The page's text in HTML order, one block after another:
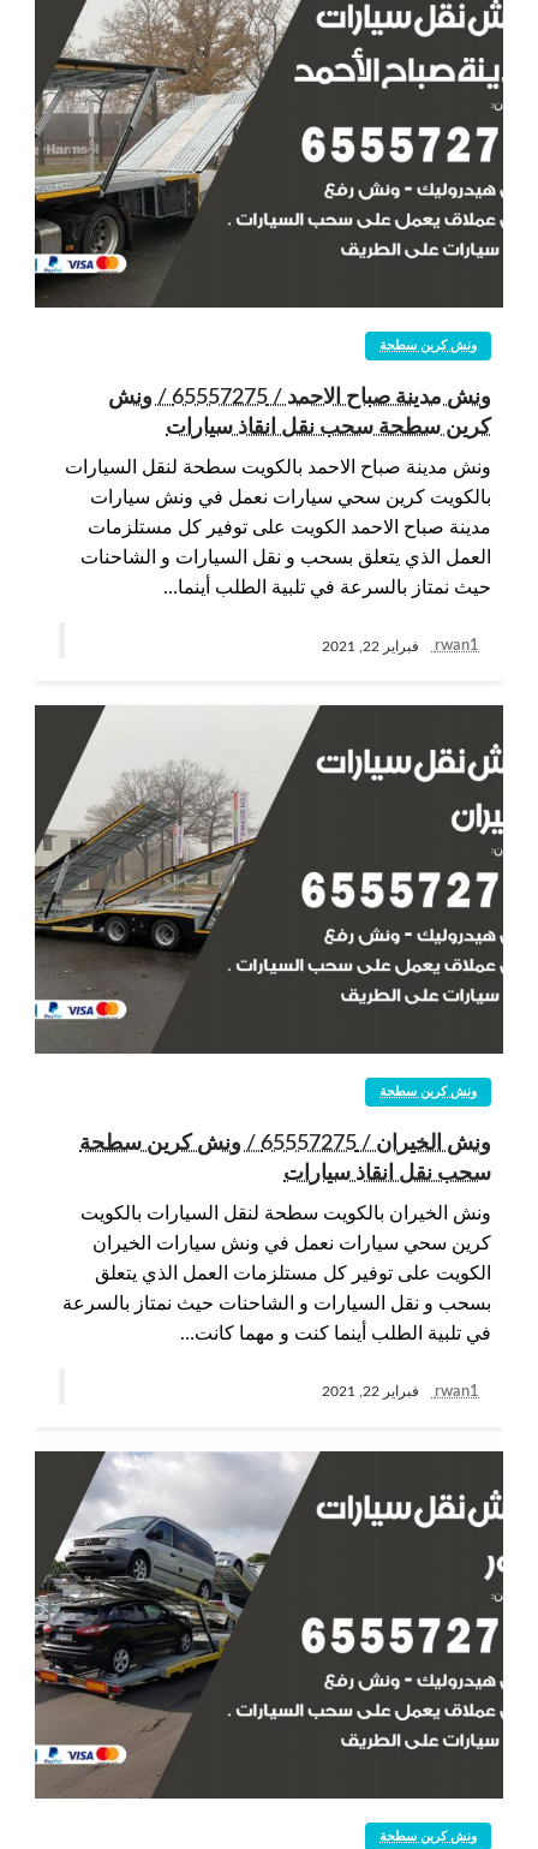
ونش كرين سطحة
ونش مدينة صباح الاحمد / 65557275 / ونش
كرين سطحة سحب نقل انقاذ سيارات
ونش مدينة صباح الاحمد بالكويت سطحة لنقل السيارات
بالكويت كرين سحي سيارات نعمل في ونش سيارات
مدينة صباح الاحمد الكويت على توفير كل مستلزمات
العمل الذي يتعلق بسحب و نقل السيارات و الشاحنات
حيث نمتاز بالسرعة في تلبية الطلب أينما…
rwan1 فبراير 22, 2021
ونش كرين سطحة
ونش الخيران / 65557275 / ونش كرين سطحة
سحب نقل انقاذ سيارات
ونش الخيران بالكويت سطحة لنقل السيارات بالكويت
كرين سحي سيارات نعمل في ونش سيارات الخيران
الكويت على توفير كل مستلزمات العمل الذي يتعلق
بسحب و نقل السيارات و الشاحنات حيث نمتاز بالسرعة
في تلبية الطلب أينما كنت و مهما كانت…
rwan1 فبراير 22, 2021
ونش كرين سطحة